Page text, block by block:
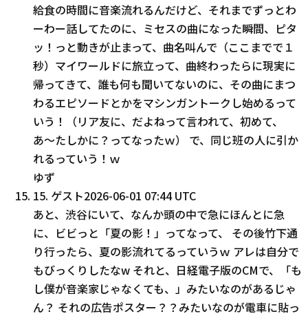
給食の時間に音楽流れるんだけど、それまでずっとわ
ーわー話してたのに、ミセスの曲になった瞬間、ピタ
ッ！っと動きが止まって、曲名叫んで（ここまでで１
秒）マイワールドに旅立って、曲終わったらに現実に
帰ってきて、誰も何も聞いてないのに、その曲にまつ
わるエピソードとかをマシンガントークし始めるって
いう！（リア友に、だよねって言われて、初めて、
あ〜たしかに？ってなったｗ） で、同じ班の人に引か
れるっていう！ｗ
ゆず
15. ゲスト2026-06-01 07:44 UTC
あと、渋谷にいて、なんか頭の中で急にほんとに急
に、ビビっと「夏の影！」ってなって、 その後竹下通
り行ったら、夏の影流れてるっていうｗ アレは自分で
もびっくりしたなw それと、日経電子版のCMで、「も
し僕が音楽家じゃなくても、」みたいなのがあるじゃ
ん？ それの広告ポスター？？みたいなのが電車に貼っ